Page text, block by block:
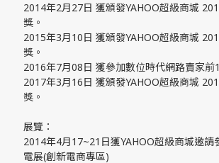
2014年2月27日 獲頒發YAHOO超級商城
獎。
2015年3月10日 獲頒發YAHOO超級商城
獎。
2016年7月08日 獲參加數位時代網路賣家前
2017年3月16日 獲頒發YAHOO超級商城
獎。
展覽：
2014年4月17~21日獲YAHOO超級商城邀請
電展(創新電商專區)